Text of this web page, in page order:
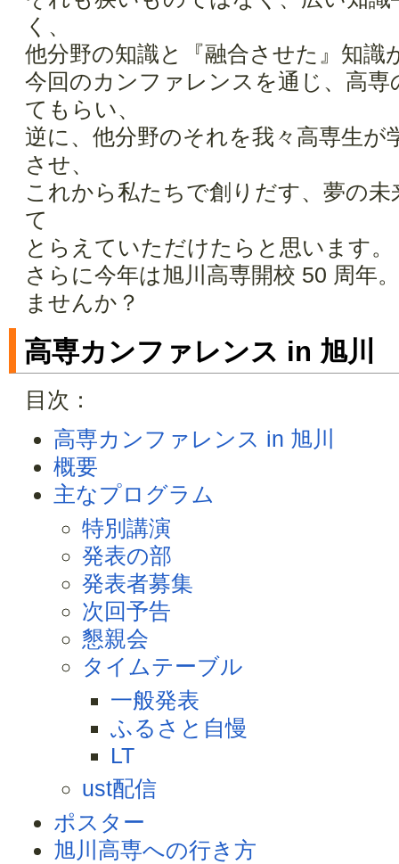
く、
他分野の知識と『融合させた』知識
今回のカンファレンスを通じ、高
てもらい、
逆に、他分野のそれを我々高専生が
させ、
これから私たちで創りだす、夢の
て
とらえていただけたらと思います。
さらに今年は旭川高専開校 50 周年
ませんか？
高専カンファレンス in 旭川
目次：
高専カンファレンス in 旭川
概要
主なプログラム
特別講演
発表の部
発表者募集
次回予告
懇親会
タイムテーブル
一般発表
ふるさと自慢
LT
ust配信
ポスター
旭川高専への行き方